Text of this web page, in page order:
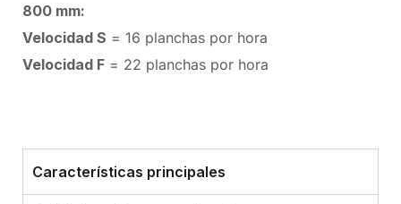
800 mm:
Velocidad S = 16 planchas por hora
Velocidad F = 22 planchas por hora
Características principales